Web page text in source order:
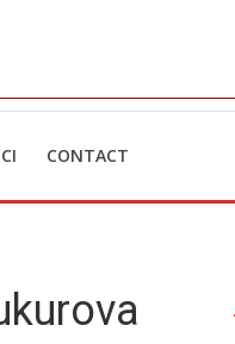
CONTACT